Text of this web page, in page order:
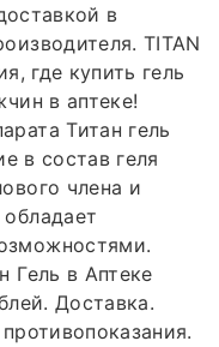
в
TITAN
где купить гель
в аптеке!
Титан гель
в состав геля
члена и
Гель в Аптеке
Доставка.